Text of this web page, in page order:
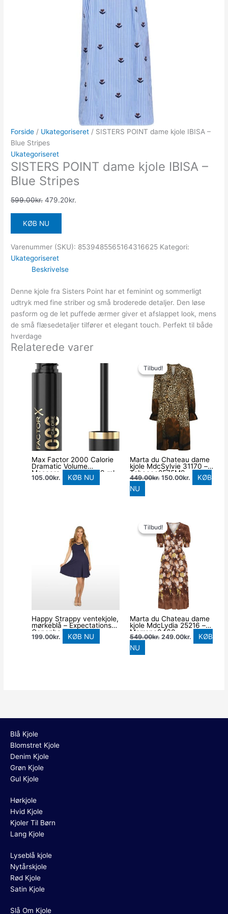
Forside / Ukategoriseret / SISTERS POINT dame kjole IBISA –
Blue Stripes
Ukategoriseret
SISTERS POINT dame kjole IBISA –
Blue Stripes
599.00kr. 479.20kr.
KØB NU
Varenummer (SKU): 8539485565164316625 Kategori:
Ukategoriseret
Beskrivelse
Denne kjole fra Sisters Point har et feminint og sommerligt
udtryk med fine striber og små broderede detaljer. Den løse
pasform og de let puffede ærmer giver et afslappet look, mens
de små flæsedetaljer tilfører et elegant touch. Perfekt til både
hverdage
Relaterede varer
Max Factor 2000 Calorie
Dramatic Volume
Mascara, 001 Black, 9 ml
105.00kr. KØB NU
Tilbud!
Tilbud!
Marta du Chateau dame
kjole MdcSylvie 31170 –
Tabacco2575M9
449.00kr.
oprindelige
pris
var:
449.00kr..
150.00kr.
pris
er:
150.00kr..
KØB
NU
Happy Strappy ventekjole,
mørkeblå – Expectations
Copenhagen – Dress –
Buump
199.00kr. KØB NU
Tilbud!
Tilbud!
Marta du Chateau dame
kjole MdcLydia 25216 –
Marrone0460
549.00kr.
oprindelige
pris
var:
549.00kr..
249.00kr.
er:
KØB
NU
Blå Kjole
Blomstret Kjole
Denim Kjole
Grøn Kjole
Gul Kjole
Hørkjole
Hvid Kjole
Kjoler Til Børn
Lang Kjole
Lyseblå kjole
Nytårskjole
Rød Kjole
Satin Kjole
Slå Om Kjole